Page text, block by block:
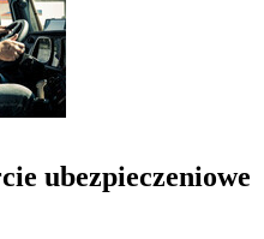
ubezpieczeniowe